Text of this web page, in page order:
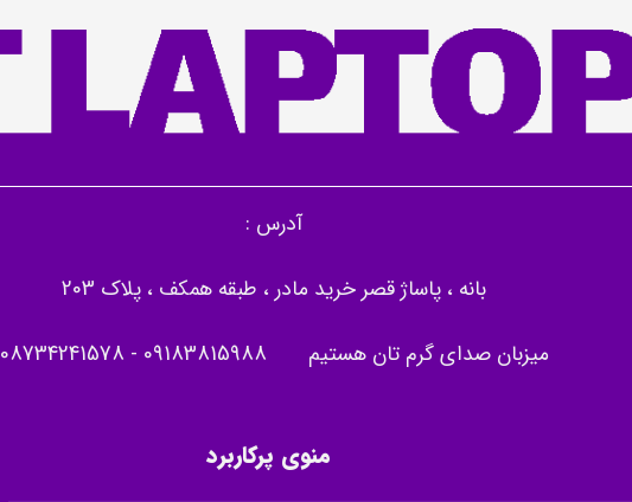
آدرس :
بانه ، پاساژ قصر خرید مادر ، طبقه همکف ، پلاک 203
میزبان صدای گرم تان هستیم 09183815988
-
08734241578
منوی پرکاربرد